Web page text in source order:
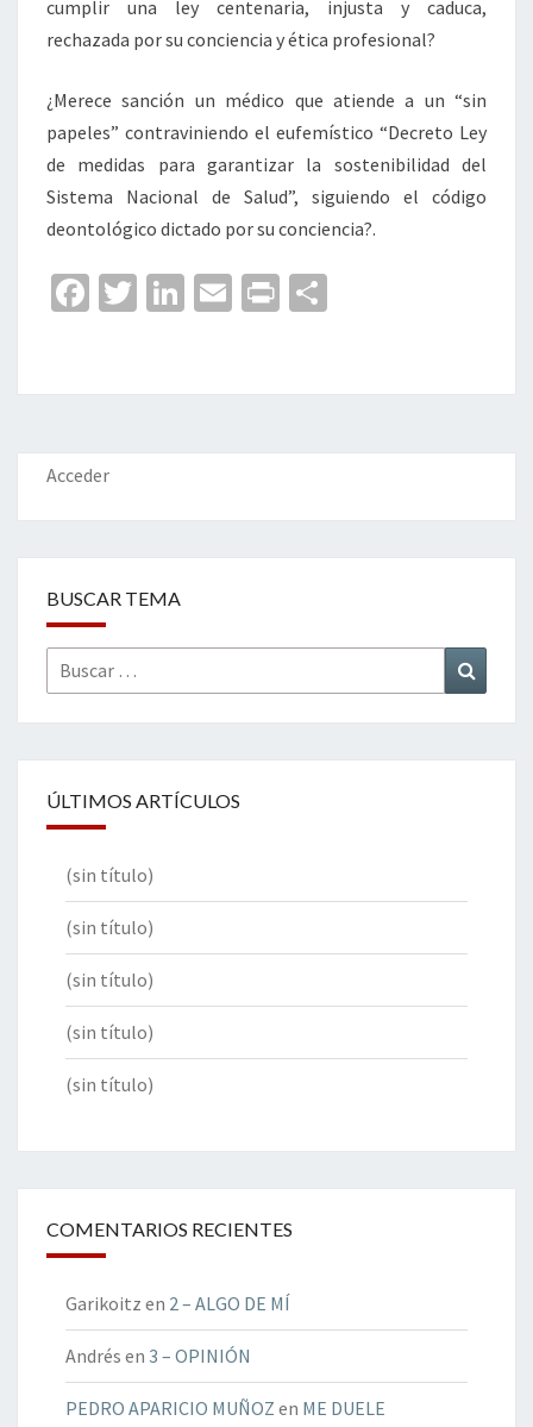
cumplir una ley centenaria, injusta y caduca,
rechazada por su conciencia y ética profesional?
¿Merece sanción un médico que atiende a un “sin
papeles” contraviniendo el eufemístico “Decreto Ley
de medidas para garantizar la sostenibilidad del
Sistema Nacional de Salud”, siguiendo el código
deontológico dictado por su conciencia?.
Fa
o
o
k
T
er
Li
dI
n
E
l
Pr
p
ar
Acceder
BUSCAR TEMA
Buscar
por:
ÚLTIMOS ARTÍCULOS
(sin título)
(sin título)
(sin título)
(sin título)
(sin título)
COMENTARIOS RECIENTES
Garikoitz en 2 – ALGO DE MÍ
Andrés en 3 – OPINIÓN
PEDRO APARICIO MUÑOZ en ME DUELE